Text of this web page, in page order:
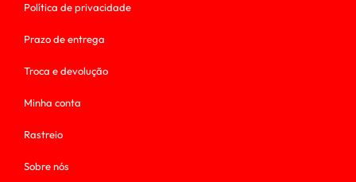
Política de privacidade
Prazo de entrega
Troca e devolução
Minha conta
Rastreio
Sobre nós